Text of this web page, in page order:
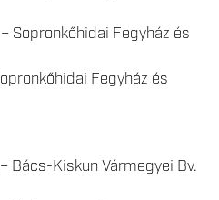
Sopronkőhidai Fegyház és
Fegyház és
Bács-Kiskun Vármegyei Bv.